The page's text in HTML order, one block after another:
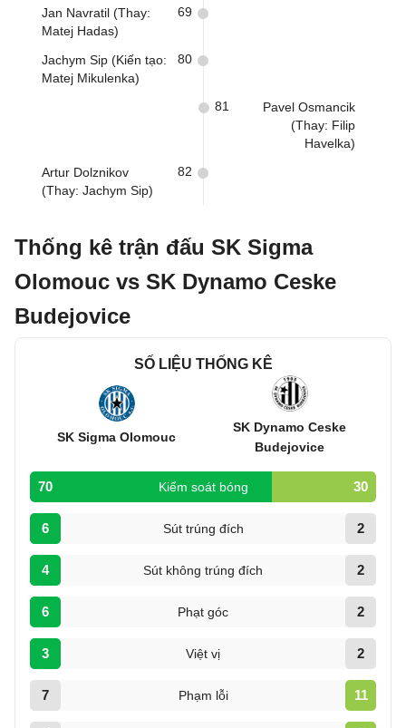
Jan Navratil (Thay:
Matej Hadas)
69
Jachym Sip (Kiến tạo:
Matej Mikulenka)
80
Pavel Osmancik
(Thay: Filip
Havelka)
81
Artur Dolznikov
(Thay: Jachym Sip)
82
Thống kê trận đấu SK Sigma
Olomouc vs SK Dynamo Ceske
Budejovice
SỐ LIỆU THỐNG KÊ
SK Sigma Olomouc
SK Dynamo Ceske
Budejovice
70 Kiểm soát bóng 30
6 Sút trúng đích 2
4 Sút không trúng đích 2
6 Phạt góc 2
3 Việt vị 2
7 Phạm lỗi 11